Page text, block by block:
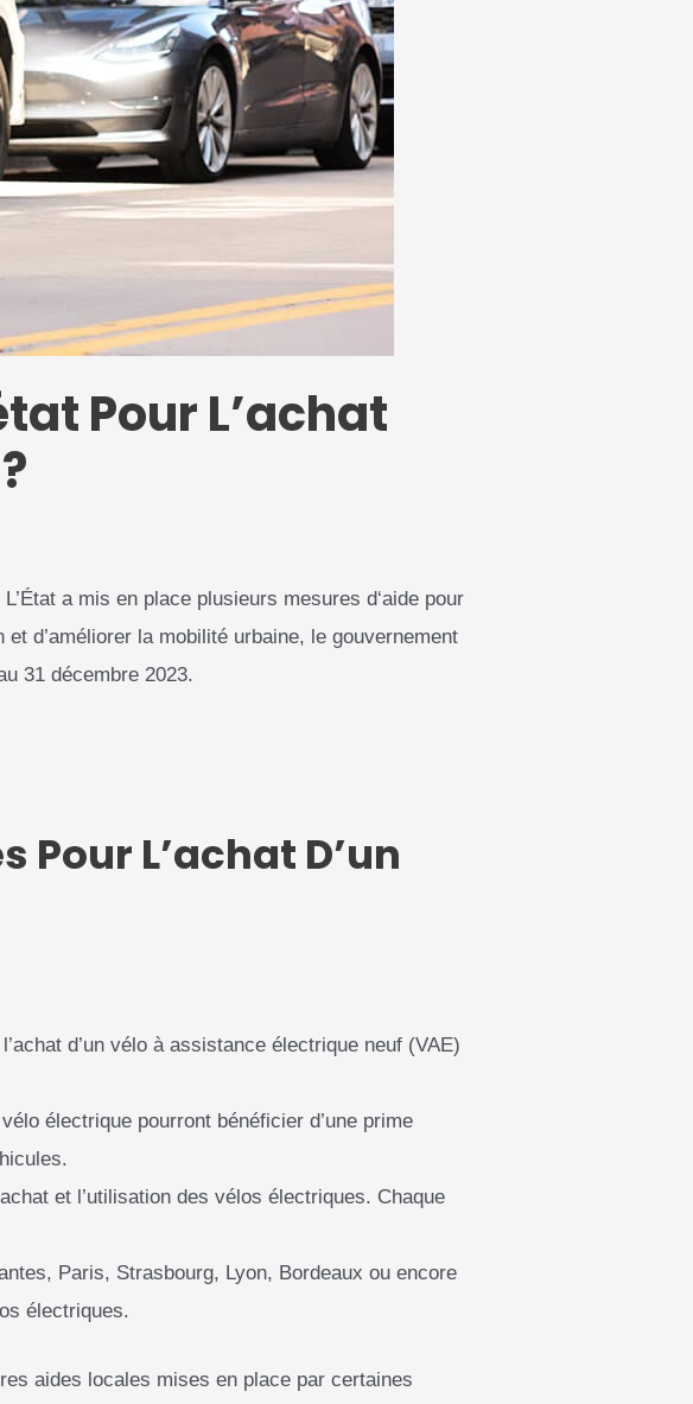
Pour L’achat
L’État amis en place plusieurs mesures d‘aide pour
d’améliorer la mobilité urbaine, le gouvernement
31 décembre 2023.
Pour L’achat D’un
d’un vélo à assistance électrique neuf (VAE)
électrique pourront bénéficier d’une prime
et l’utilisation des vélos électriques. Chaque
Paris, Strasbourg, Lyon, Bordeaux ou encore
électriques.
aides locales mises en place par certaines